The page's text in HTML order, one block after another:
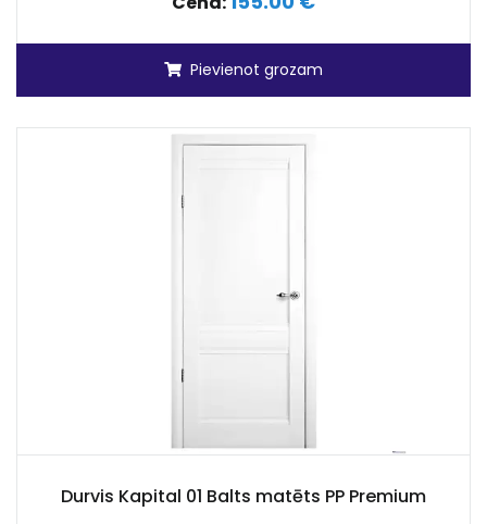
Pievienot grozam
Durvis Kapital 01 Balts matēts PP Premium